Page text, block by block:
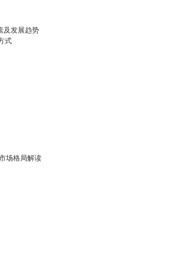
及发展趋势
式
场格局解读